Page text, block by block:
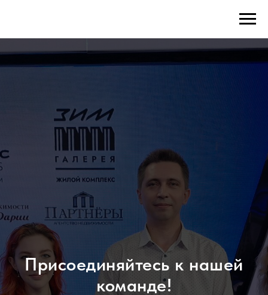
Присоединяйтесь к нашей
команде!